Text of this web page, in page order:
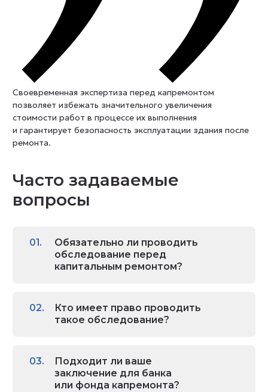
Своевременная экспертиза перед капремонтом
позволяет избежать значительного увеличения
стоимости работ в процессе их выполнения
и гарантирует безопасность эксплуатации здания после
ремонта.
Часто задаваемые
вопросы
Обязательно ли проводить
обследование перед
капитальным ремонтом?
Кто имеет право проводить
такое обследование?
Подходит ли ваше
заключение для банка
или фонда капремонта?